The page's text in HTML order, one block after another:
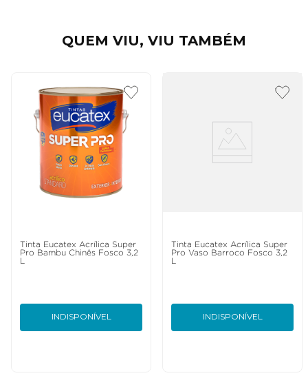
QUEM VIU, VIU TAMBÉM
Tinta Eucatex Acrílica Super
Pro Bambu Chinês Fosco 3,2
INDISPONÍVEL
Tinta Eucatex Acrílica Super
Pro Vaso Barroco Fosco 3,2
INDISPONÍVEL